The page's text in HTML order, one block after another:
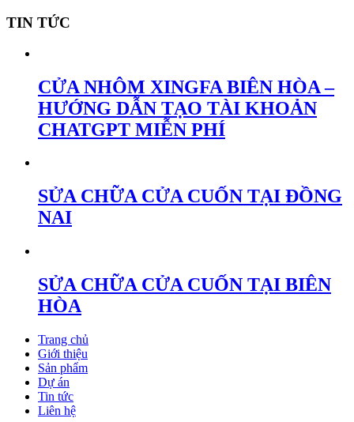
TIN TỨC
CỬA NHÔM XINGFA BIÊN HÒA –
HƯỚNG DẪN TẠO TÀI KHOẢN
CHATGPT MIỄN PHÍ
SỬA CHỮA CỬA CUỐN TẠI ĐỒNG
NAI
SỬA CHỮA CỬA CUỐN TẠI BIÊN
HÒA
Trang chủ
Giới thiệu
Sản phẩm
Dự án
Tin tức
Liên hệ